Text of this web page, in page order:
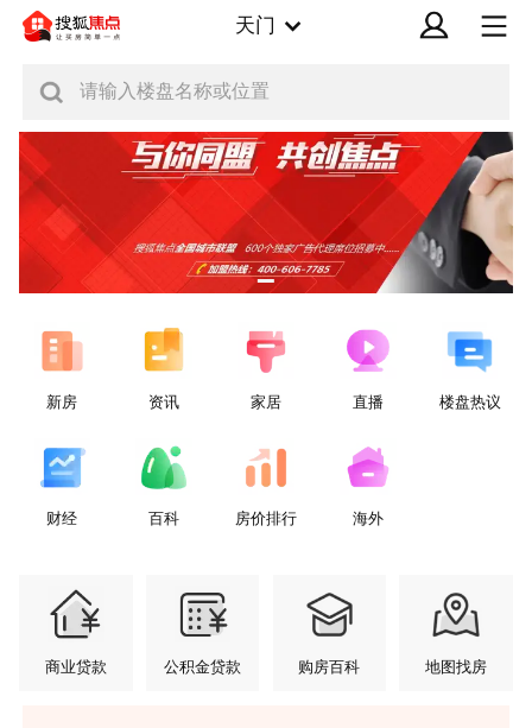
天门
请输入楼盘名称或位置
新房 资讯 家居 直播 楼盘热议
财经 百科 房价排行 海外
商业贷款 公积金贷款 购房百科 地图找房